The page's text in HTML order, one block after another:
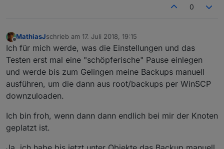
0
Offline
MathiasJschrieb am 17. Juli 2018, 19:15
zuletzt editiert von
Ich für mich werde, was die Einstellungen und das
Testen erst mal eine "schöpferische" Pause einlegen
und werde bis zum Gelingen meine Backups manuell
ausführen, um die dann aus root/backups per WinSCP
downzuloaden.
Ich bin froh, wenn dann dann endlich bei mir der Knoten
geplatzt ist.